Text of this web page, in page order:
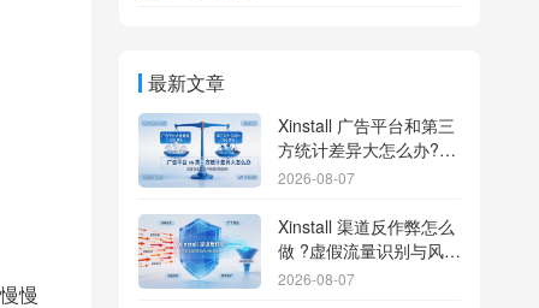
慢
最新文章
Xinstall 广告平台和第三
方统计差异大怎么办?数
据误差排查指南
2026-08-07
Xinstall 渠道反作弊怎么
做 ?虚假流量识别与风控
防刷解析
2026-08-07